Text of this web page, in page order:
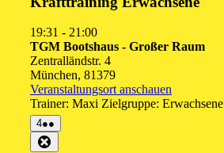
19:31 - 21:00
TGM Bootshaus - Großer Raum
Zentralländstr. 4
München, 81379
Veranstaltungsort anschauen
Trainer: Maxi Zielgruppe: Erwachsene
44.
August
2026
●●
Veranstaltungen)